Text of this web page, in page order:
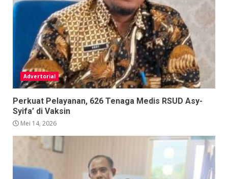
Advertorial
Perkuat Pelayanan, 626 Tenaga Medis RSUD Asy-
Syifa’ di Vaksin
Mei 14, 2026